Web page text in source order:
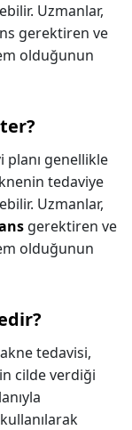
Uzmanlar,
gerektiren ve
olduğunun
planı genellikle
tedaviye
Uzmanlar,
gerektiren ve
olduğunun
tedavisi,
cilde verdiği